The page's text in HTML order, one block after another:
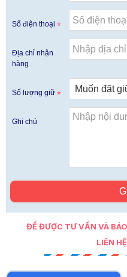
ĐỂ ĐƯỢC TƯ VẤN VÀ
LIÊN
Số điện thoại
Địa chỉ nhận
hàng
Số lượng giữ
Ghi chú